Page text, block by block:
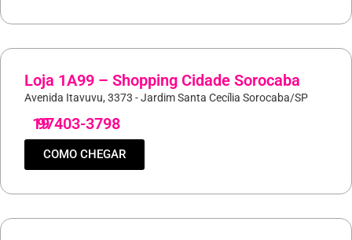
Loja 1A99 – Shopping Cidade Sorocaba
Avenida Itavuvu, 3373 - Jardim Santa Cecília Sorocaba/SP
19
97403-3798
COMO CHEGAR